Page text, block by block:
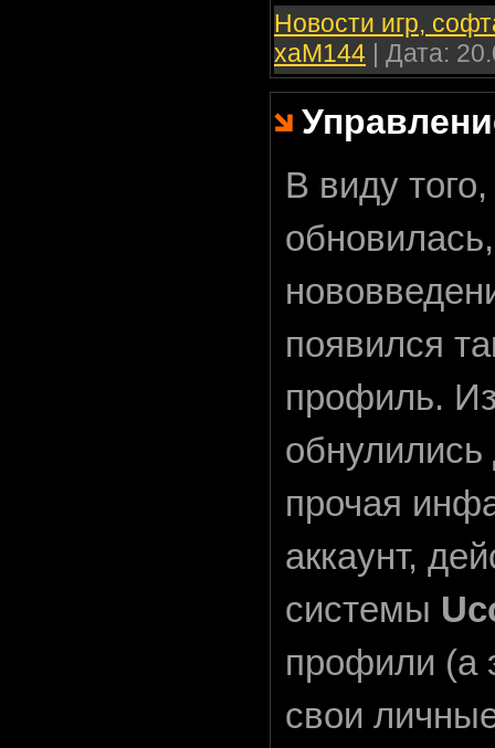
Новости игр,
xaM144 | Дата:
В виду
появился
профиль.
прочая
аккаунт,
системы
профили (а
свои